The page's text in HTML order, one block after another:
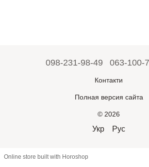
098-231-98-49 063-100-
Контакти
Полная версия сайта
© 2026
Укр Рус
Online store built with Horoshop